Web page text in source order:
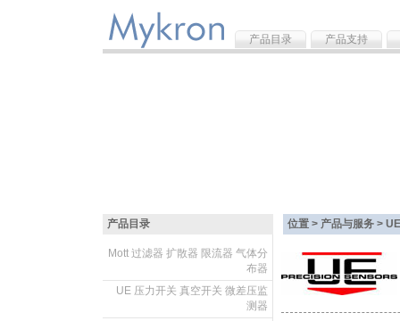
产品目录 产品支持
产品目录 位置 > 产品与服务 >
Mott 过滤器 扩散器 限流器 气体分
布器
UE 压力开关 真空开关 微差压监
测器